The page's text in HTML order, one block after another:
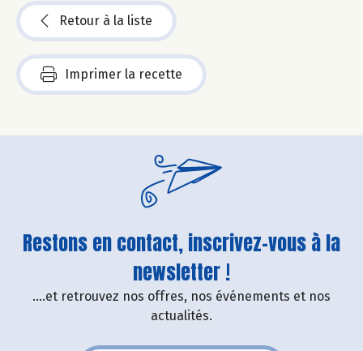
Retour à la liste
Imprimer la recette
Restons en contact, inscrivez-vous à la
newsletter !
....et retrouvez nos offres, nos événements et nos
actualités.